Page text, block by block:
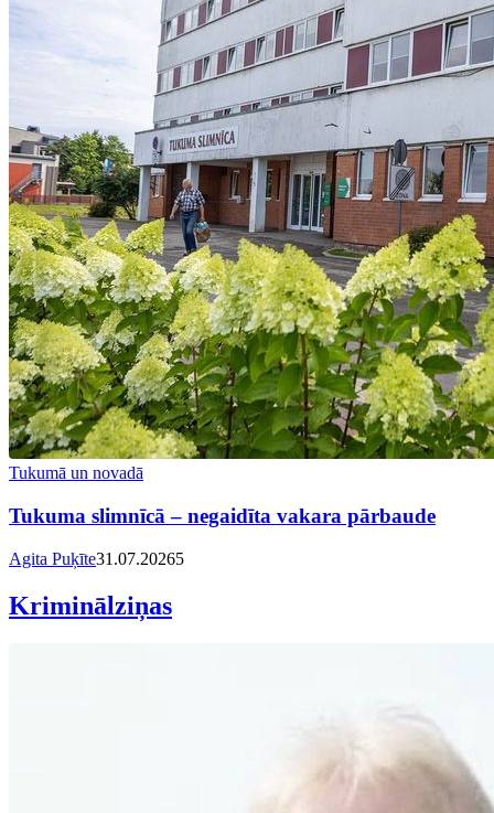
Tukumā un novadā
Tukuma slimnīcā – negaidīta vakara pārbaude
Agita Puķīte31.07.20265
Kriminālziņas